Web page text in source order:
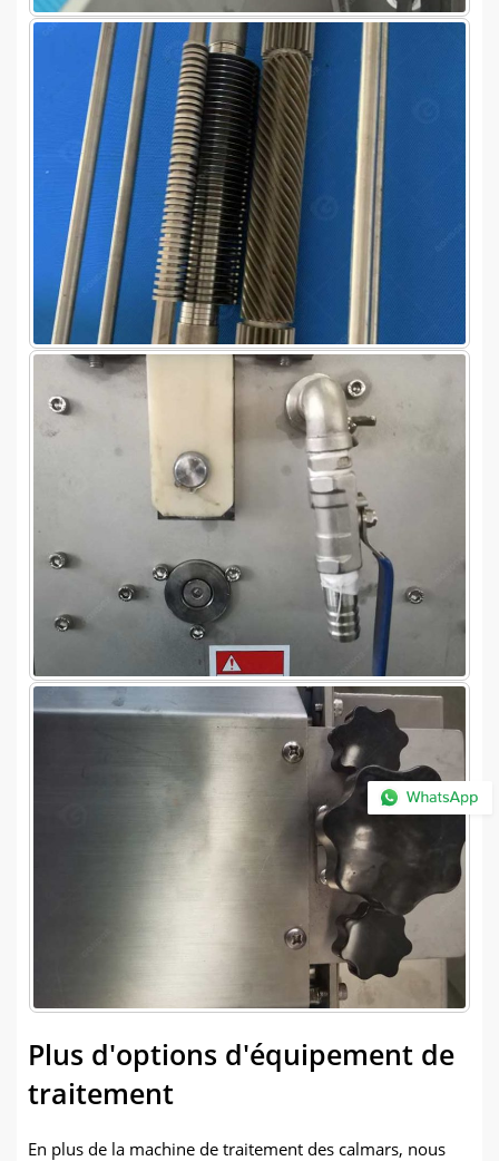
Plus d'options d'équipement de
traitement
En plus de la machine de traitement des calmars, nous